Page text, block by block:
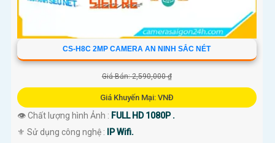
CS-H8C 2MP CAMERA AN NINH SẮC NÉT
Giá Bán: 2,590,000 ₫
Giá Khuyến Mại: VNĐ
👁 Chất lượng hình Ảnh : FULL HD 1080P .
⚜️ Sử dụng công nghệ :
IP Wifi.